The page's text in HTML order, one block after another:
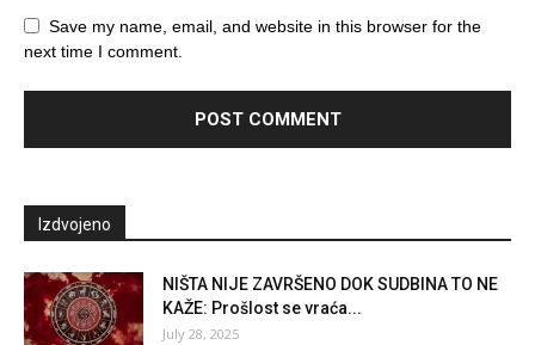
Save my name, email, and website in this browser for the
next time I comment.
Izdvojeno
NIŠTA NIJE ZAVRŠENO DOK SUDBINA TO NE
KAŽE: Prošlost se vraća...
July 28, 2025